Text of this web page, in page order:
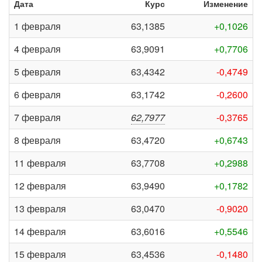
Дата Курс Изменение
1 февраля 63,1385
+0,1026
4 февраля
63,9091
+0,7706
5 февраля
63,4342
-0,4749
6 февраля
63,1742
-0,2600
7 февраля
62,7977
-0,3765
8 февраля
63,4720
+0,6743
11 февраля
63,7708
+0,2988
12 февраля
63,9490
+0,1782
13 февраля
63,0470
-0,9020
14 февраля
63,6016
+0,5546
15 февраля
63,4536 -0,1480